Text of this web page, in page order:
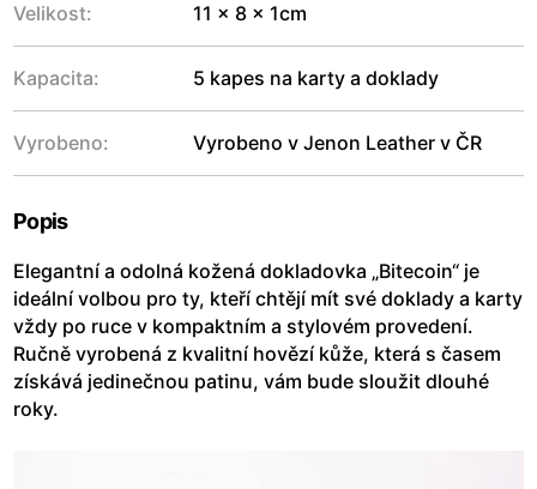
Velikost: 11 x 8 x 1cm
Kapacita: 5 kapes na karty a doklady
Vyrobeno: Vyrobeno v Jenon Leather v ČR
Popis
Elegantní a odolná kožená dokladovka „Bitecoin“ je
ideální volbou pro ty, kteří chtějí mít své doklady a karty
vždy po ruce v kompaktním a stylovém provedení.
Ručně vyrobená z kvalitní hovězí kůže, která s časem
získává jedinečnou patinu, vám bude sloužit dlouhé
roky.